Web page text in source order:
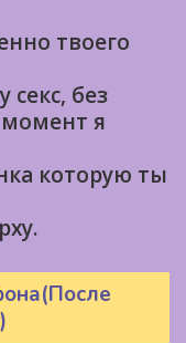
твоего
без
я
которую ты